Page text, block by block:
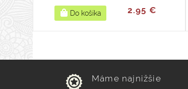
2.95 €
Máme najnižšie